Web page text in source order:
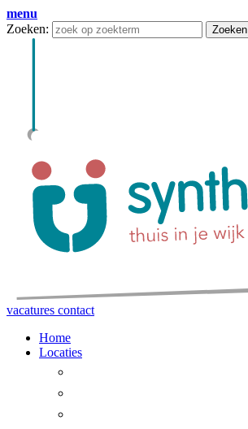
menu
Zoeken:
Zoeken
vacatures contact
Home
Locaties